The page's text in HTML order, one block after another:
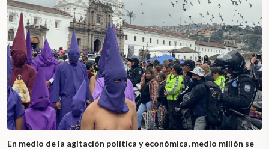
En medio de la agitación política y económica, medio millón se